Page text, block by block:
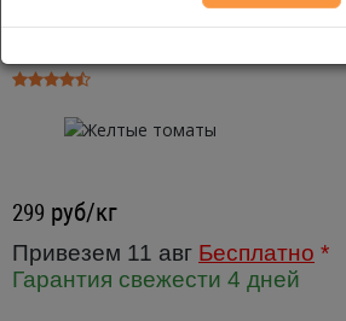
Желтые томаты ~ 500г
299 руб/кг
Привезем 11 авг Бесплатно *
Гарантия свежести 4 дней